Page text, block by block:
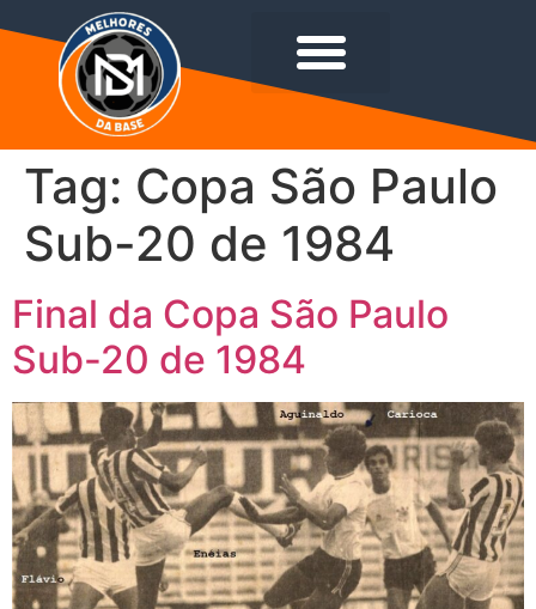
Tag: Copa São Paulo
Sub-20 de 1984
Final da Copa São Paulo
Sub-20 de 1984